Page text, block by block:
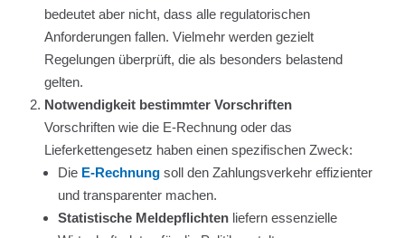
bedeutet aber nicht, dass alle regulatorischen
Anforderungen fallen. Vielmehr werden gezielt
Regelungen überprüft, die als besonders belastend
gelten.
Notwendigkeit bestimmter Vorschriften
Vorschriften wie die E-Rechnung oder das
Lieferkettengesetz haben einen spezifischen Zweck:
Die E-Rechnungsoll den Zahlungsverkehr effizienter
und transparenter machen.
Statistische Meldepflichtenliefern essenzielle